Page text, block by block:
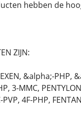
hebben de
ZIJN:
&alpha;-PHP,
3-MMC,
4F-PHP,